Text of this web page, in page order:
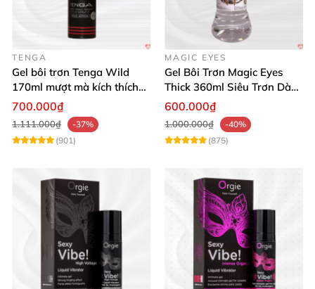
TENGA
Gel bôi trơn Tenga Wild
170ml mượt mà kích thích
cảm xúc mạnh
700.000₫
1.111.000₫
-37%
(901)
MAGIC EYES
Gel Bôi Trơn Magic Eyes
Thick 360ml Siêu Trơn Dày
Dưỡng Ẩm
600.000₫
1.000.000₫
-40%
(875)